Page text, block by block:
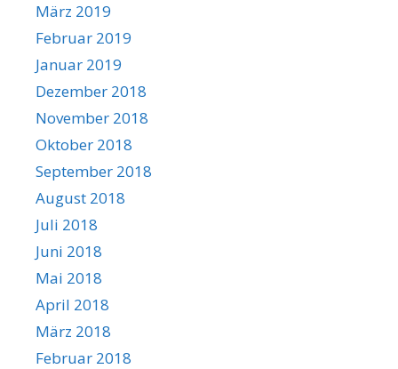
März 2019
Februar 2019
Januar 2019
Dezember 2018
November 2018
Oktober 2018
September 2018
August 2018
Juli 2018
Juni 2018
Mai 2018
April 2018
März 2018
Februar 2018